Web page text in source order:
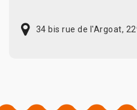
34 bis rue de l'Argoat,